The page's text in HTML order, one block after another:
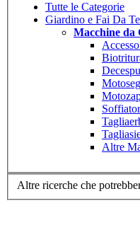
Tutte le Categorie
Giardino e Fai Da Te
Macchine da
Altre
Altre ricerche che